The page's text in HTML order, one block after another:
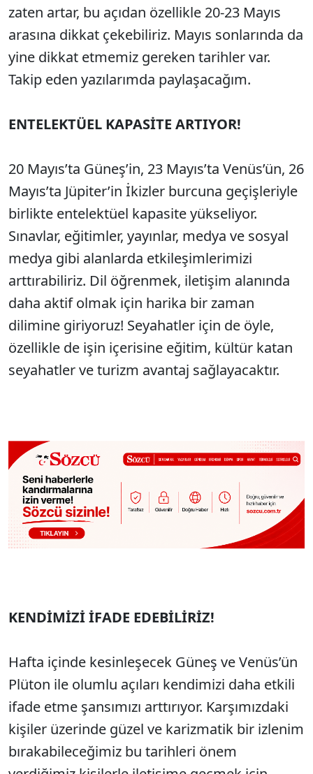
zaten artar, bu açıdan özellikle 20-23 Mayıs
arasına dikkat çekebiliriz. Mayıs sonlarında da
yine dikkat etmemiz gereken tarihler var.
Takip eden yazılarımda paylaşacağım.
ENTELEKTÜEL KAPASİTE ARTIYOR!
20 Mayıs’ta Güneş’in, 23 Mayıs’ta Venüs’ün, 26
Mayıs’ta Jüpiter’in İkizler burcuna geçişleriyle
birlikte entelektüel kapasite yükseliyor.
Sınavlar, eğitimler, yayınlar, medya ve sosyal
medya gibi alanlarda etkileşimlerimizi
arttırabiliriz. Dil öğrenmek, iletişim alanında
daha aktif olmak için harika bir zaman
dilimine giriyoruz! Seyahatler için de öyle,
özellikle de işin içerisine eğitim, kültür katan
seyahatler ve turizm avantaj sağlayacaktır.
KENDİMİZİ İFADE EDEBİLİRİZ!
Hafta içinde kesinleşecek Güneş ve Venüs’ün
Plüton ile olumlu açıları kendimizi daha etkili
ifade etme şansımızı arttırıyor. Karşımızdaki
kişiler üzerinde güzel ve karizmatik bir izlenim
bırakabileceğimiz bu tarihleri önem